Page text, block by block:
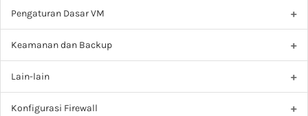
Pengaturan Dasar VM
Keamanan dan Backup
Lain-lain
Konfigurasi Firewall